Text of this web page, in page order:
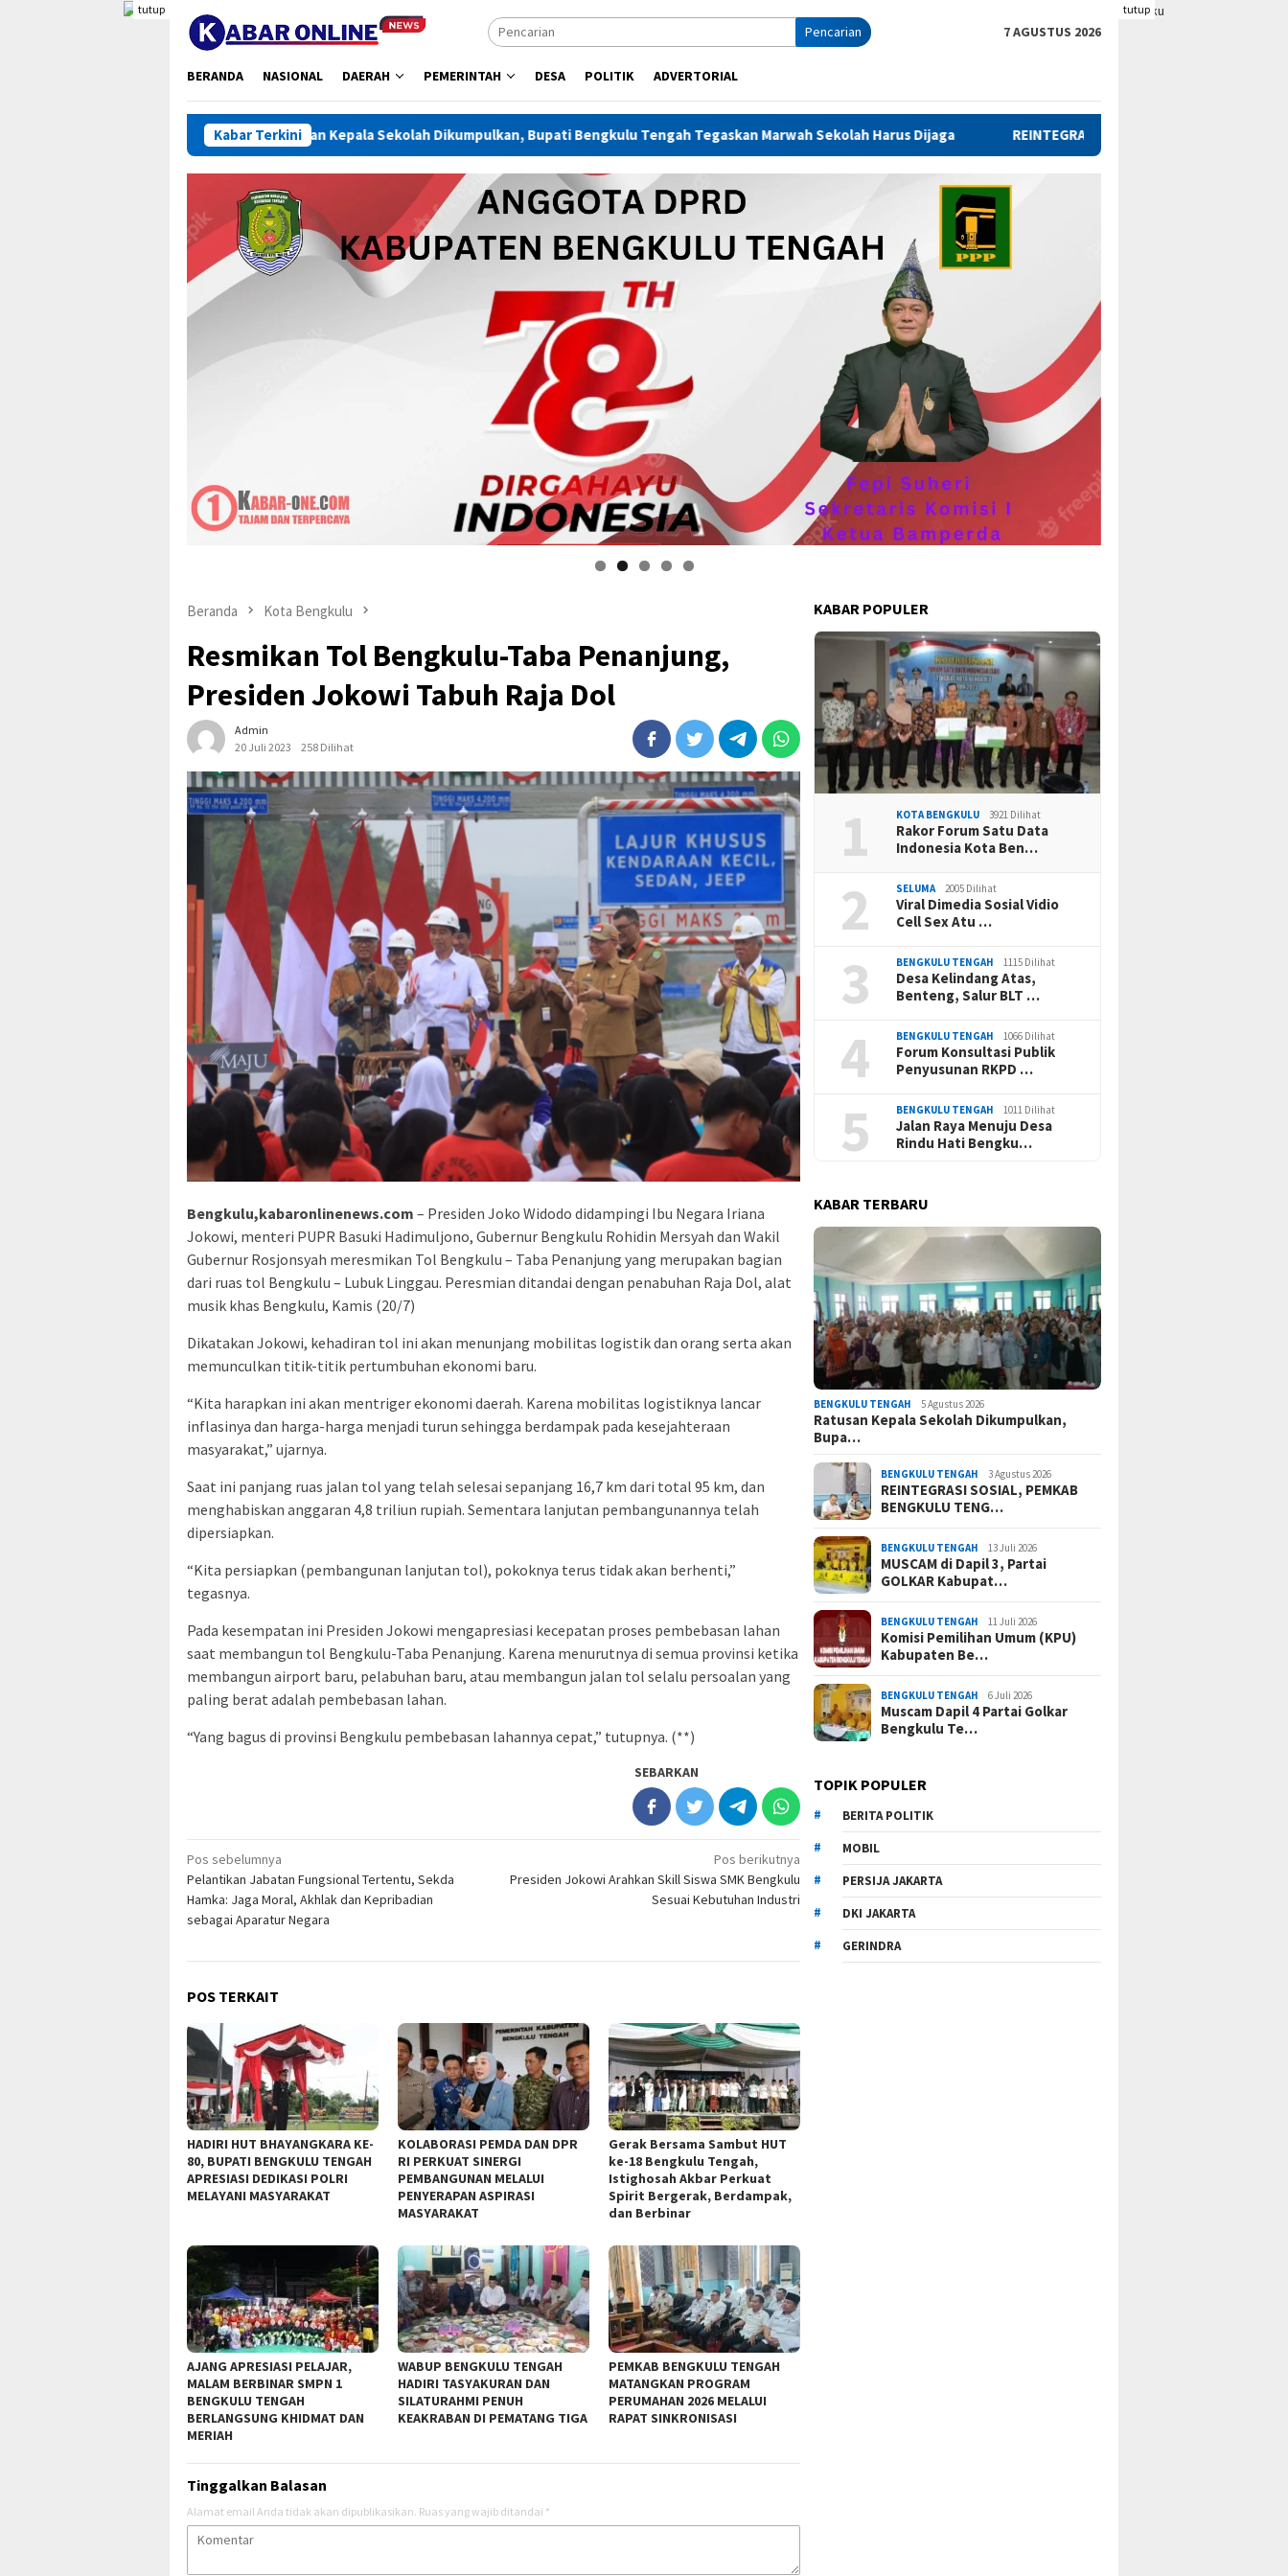
konten
tutup tutup
Pencarian 7 AGUSTUS 2026
BERANDA NASIONAL DAERAH PEMERINTAH DESA POLITIK ADVERTORIAL
Kabar Terkini
Ratusan Kepala Sekolah Dikumpulkan, Bupati Bengkulu Tengah Tegaskan Marwah Sekolah Harus Dijaga REINTEGRASI SOSIAL, PEMKAB BENGKULU TENGAH
Pepi suheri anggota DPRD kabupaten bengkulu tengah mengucapkan selamat kemerdekaan ke 78
Beranda Kota Bengkulu
Resmikan Tol Bengkulu-Taba Penanjung,
Presiden Jokowi Tabuh Raja Dol
Admin
20 Juli 2023
258 Dilihat
Bengkulu,kabaronlinenews.com – Presiden Joko Widodo didampingi Ibu Negara Iriana
Jokowi, menteri PUPR Basuki Hadimuljono, Gubernur Bengkulu Rohidin Mersyah dan Wakil
Gubernur Rosjonsyah meresmikan Tol Bengkulu – Taba Penanjung yang merupakan bagian
dari ruas tol Bengkulu – Lubuk Linggau. Peresmian ditandai dengan penabuhan Raja Dol, alat
musik khas Bengkulu, Kamis (20/7)
Dikatakan Jokowi, kehadiran tol ini akan menunjang mobilitas logistik dan orang serta akan
memunculkan titik-titik pertumbuhan ekonomi baru.
“Kita harapkan ini akan mentriger ekonomi daerah. Karena mobilitas logistiknya lancar
inflasinya dan harga-harga menjadi turun sehingga berdampak pada kesejahteraan
masyarakat,” ujarnya.
Saat ini panjang ruas jalan tol yang telah selesai sepanjang 16,7 km dari total 95 km, dan
menghabiskan anggaran 4,8 triliun rupiah. Sementara lanjutan pembangunannya telah
dipersiapkan.
“Kita persiapkan (pembangunan lanjutan tol), pokoknya terus tidak akan berhenti,”
tegasnya.
Pada kesempatan ini Presiden Jokowi mengapresiasi kecepatan proses pembebasan lahan
saat membangun tol Bengkulu-Taba Penanjung. Karena menurutnya di semua provinsi ketika
membangun airport baru, pelabuhan baru, atau membangun jalan tol selalu persoalan yang
paling berat adalah pembebasan lahan.
“Yang bagus di provinsi Bengkulu pembebasan lahannya cepat,” tutupnya. (**)
SEBARKAN
Navigasi
pos
Pos sebelumnya
Pelantikan Jabatan Fungsional Tertentu, Sekda
Hamka: Jaga Moral, Akhlak dan Kepribadian
sebagai Aparatur Negara
Pos berikutnya
Presiden Jokowi Arahkan Skill Siswa SMK Bengkulu
Sesuai Kebutuhan Industri
POS TERKAIT
HADIRI HUT BHAYANGKARA KE-
80, BUPATI BENGKULU TENGAH
APRESIASI DEDIKASI POLRI
MELAYANI MASYARAKAT
KOLABORASI PEMDA DAN DPR
RI PERKUAT SINERGI
PEMBANGUNAN MELALUI
PENYERAPAN ASPIRASI
MASYARAKAT
Gerak Bersama Sambut HUT
ke-18 Bengkulu Tengah,
Istighosah Akbar Perkuat
Spirit Bergerak, Berdampak,
dan Berbinar
AJANG APRESIASI PELAJAR,
MALAM BERBINAR SMPN 1
BENGKULU TENGAH
BERLANGSUNG KHIDMAT DAN
MERIAH
WABUP BENGKULU TENGAH
HADIRI TASYAKURAN DAN
SILATURAHMI PENUH
KEAKRABAN DI PEMATANG TIGA
PEMKAB BENGKULU TENGAH
MATANGKAN PROGRAM
PERUMAHAN 2026 MELALUI
RAPAT SINKRONISASI
Tinggalkan Balasan
Alamat email Anda tidak akan dipublikasikan. Ruas yang wajib ditandai *
KABAR POPULER
1 KOTA BENGKULU 3921 Dilihat
Rakor Forum Satu Data
Indonesia Kota Ben…
2 SELUMA 2005 Dilihat
Viral Dimedia Sosial Vidio
Cell Sex Atu …
3 BENGKULU TENGAH 1115 Dilihat
Desa Kelindang Atas,
Benteng, Salur BLT …
4 BENGKULU TENGAH 1066 Dilihat
Forum Konsultasi Publik
Penyusunan RKPD …
5 BENGKULU TENGAH 1011 Dilihat
Jalan Raya Menuju Desa
Rindu Hati Bengku…
KABAR TERBARU
BENGKULU TENGAH 5 Agustus 2026
Ratusan Kepala Sekolah Dikumpulkan,
Bupa…
BENGKULU TENGAH 3 Agustus 2026
REINTEGRASI SOSIAL, PEMKAB
BENGKULU TENG…
BENGKULU TENGAH 13 Juli 2026
MUSCAM di Dapil 3, Partai
GOLKAR Kabupat…
BENGKULU TENGAH 11 Juli 2026
Komisi Pemilihan Umum (KPU)
Kabupaten Be…
BENGKULU TENGAH 6 Juli 2026
Muscam Dapil 4 Partai Golkar
Bengkulu Te…
TOPIK POPULER
BERITA POLITIK
MOBIL
PERSIJA JAKARTA
DKI JAKARTA
GERINDRA